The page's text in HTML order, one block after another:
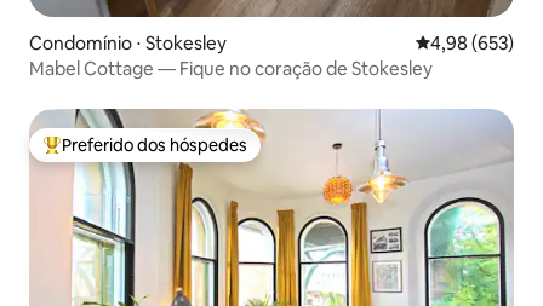
Condomínio ⋅ Stokesley 4,98 de uma
4,98 (653)
Mabel Cottage — Fique no coração de Stokesley
Entre os melhores preferidos dos hóspedes
Preferido dos hóspedes